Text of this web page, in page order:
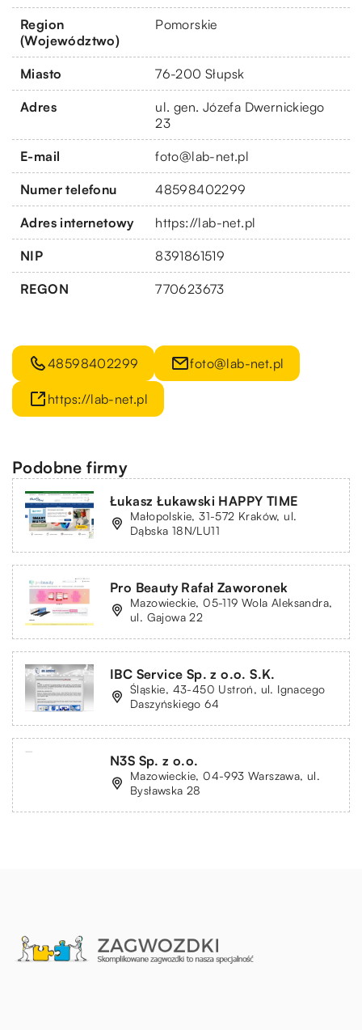
Region
(Województwo)
Pomorskie
Miasto 76-200 Słupsk
Adres
ul. gen. Józefa Dwernickiego
23
E-mail foto@lab-net.pl
Numer telefonu 48598402299
Adres internetowy https://lab-net.pl
NIP 8391861519
REGON 770623673
48598402299 foto@lab-net.pl
https://lab-net.pl
Podobne firmy
Łukasz Łukawski HAPPY TIME
Małopolskie, 31-572 Kraków, ul.
Dąbska 18N/LU11
Pro Beauty Rafał Zaworonek
Mazowieckie, 05-119 Wola Aleksandra,
ul. Gajowa 22
IBC Service Sp. z o.o. S.K.
Śląskie, 43-450 Ustroń, ul. Ignacego
Daszyńskiego 64
N3S Sp. z o.o.
Mazowieckie, 04-993 Warszawa, ul.
Bysławska 28